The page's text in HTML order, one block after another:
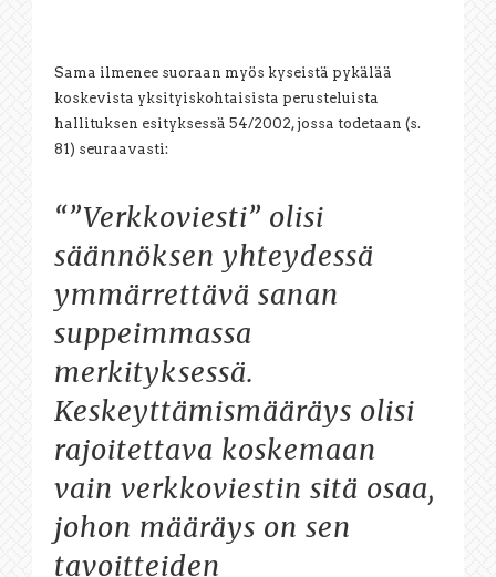
Sama ilmenee suoraan myös kyseistä pykälää
koskevista yksityiskohtaisista perusteluista
hallituksen esityksessä 54/2002, jossa todetaan (s.
81) seuraavasti:
“”Verkkoviesti” olisi
säännöksen yhteydessä
ymmärrettävä sanan
suppeimmassa
merkityksessä.
Keskeyttämismääräys olisi
rajoitettava koskemaan
vain verkkoviestin sitä osaa,
johon määräys on sen
tavoitteiden